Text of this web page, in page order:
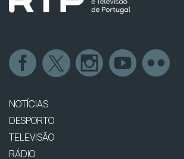
NOTÍCIAS
DESPORTO
TELEVISÃO
RÁDIO